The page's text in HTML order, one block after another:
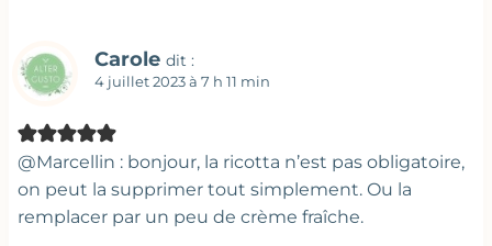
Carole dit :
4 juillet 2023 à 7 h 11 min
@Marcellin : bonjour, la ricotta n’est pas obligatoire,
on peut la supprimer tout simplement. Ou la
remplacer par un peu de crème fraîche.